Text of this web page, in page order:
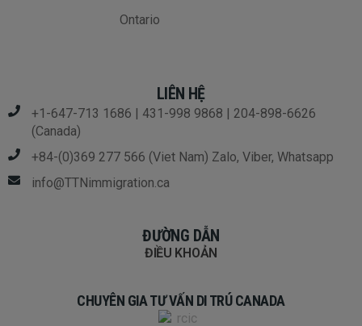
Ontario
LIÊN HỆ
+1-647-713 1686 | 431-998 9868 | 204-898-6626
(Canada)
+84-(0)369 277 566 (Viet Nam) Zalo, Viber, Whatsapp
info@TTNimmigration.ca
ĐƯỜNG DẪN
ĐIỀU KHOẢN
CHUYÊN GIA TƯ VẤN DI TRÚ CANADA​